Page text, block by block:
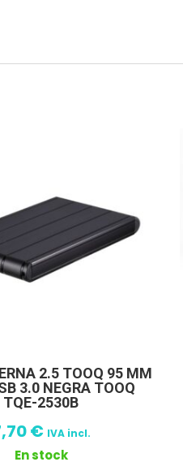
2.5 TOOQ 95 MM
3.0 NEGRA TOOQ
TQE-2530B
€ IVA incl.
En stock